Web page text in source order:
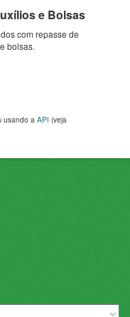
e Bolsas
com repasse de
bolsas.
usando a API (veja